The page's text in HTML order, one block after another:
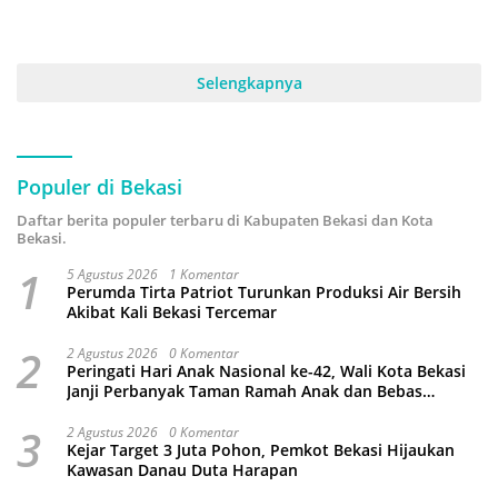
Selengkapnya
Populer di Bekasi
Daftar berita populer terbaru di Kabupaten Bekasi dan Kota
Bekasi.
1 5 Agustus 2026 1 Komentar
Perumda Tirta Patriot Turunkan Produksi Air Bersih
Akibat Kali Bekasi Tercemar
2 2 Agustus 2026 0 Komentar
Peringati Hari Anak Nasional ke-42, Wali Kota Bekasi
Janji Perbanyak Taman Ramah Anak dan Bebas
3 2 Agustus 2026 0 Komentar
Kejar Target 3 Juta Pohon, Pemkot Bekasi Hijaukan
Kawasan Danau Duta Harapan